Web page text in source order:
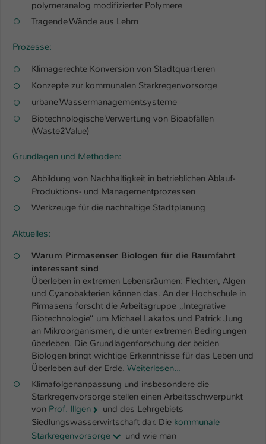
polymeranalog modifizierter Polymere
Tragende Wände aus Lehm
Prozesse:
Klimagerechte Konversion von Stadtquartieren
Konzepte zur kommunalen Starkregenvorsorge
urbane Wassermanagementsysteme
Biotechnologische Verwertung von Bioabfällen
(Waste2Value)
Grundlagen und Methoden:
Abbildung von Nachhaltigkeit in betrieblichen Ablauf-
Produktions- und Managementprozessen
Werkzeuge für die nachhaltige Stadtplanung
Aktuelles:
Warum Pirmasenser Biologen für die Raumfahrt
interessant sind
Überleben in extremen Lebensräumen: Flechten, Algen
und Cyanobakterien können das. An der Hochschule in
Pirmasens forscht die Arbeitsgruppe „Integrative
Biotechnologie“ um Michael Lakatos und Patrick Jung
an Mikroorganismen, die unter extremen Bedingungen
überleben. Die Grundlagenforschung der beiden
Biologen bringt wichtige Erkenntnisse für das Leben und
Überleben auf der Erde. Weiterlesen...
Klimafolgenanpassung und insbesondere die
Starkregenvorsorge stellen einen Arbeitsschwerpunkt
von Prof. Illgen
und des Lehrgebiets
Siedlungswasserwirtschaft dar. Die kommunale
Starkregenvorsorge
und wie man
Zweck
Einstellungen. Unter anderem eine zufällig
generierte ID, für die historische
fe_typo_user / PHPSESSID
Anbieter TYPO3
Zweck
Cookie von TYPO3. Es speichert im Fall
eines Intranet-Logins die Session-ID. So
kann der eingeloggte Benutzer
Name be_typo_user
Anbieter TYPO3
Laufzeit 1 Tag
Zweck
Dieser Cookie teilt der Webseite mit, ob
angemeldet ist und Rechte besitzt diese
zu verwalten.